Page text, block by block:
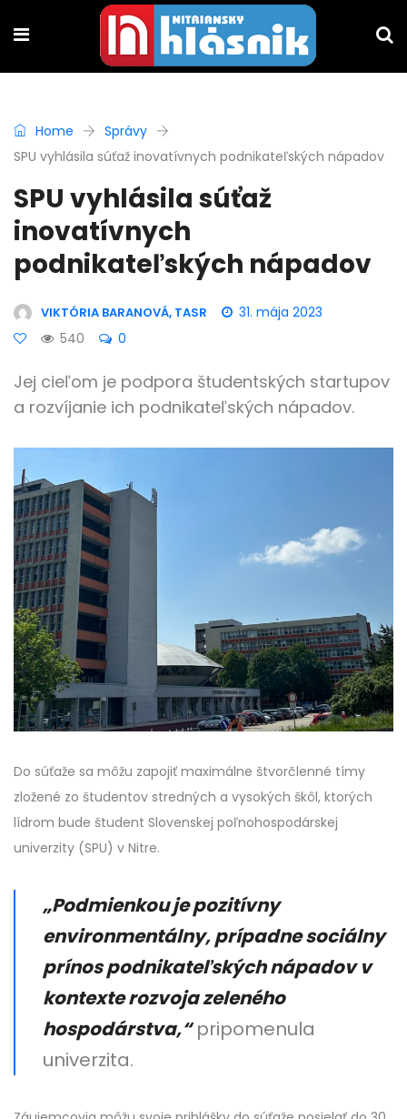
Home
Správy
SPU vyhlásila súťaž inovatívnych podnikateľských nápadov
SPU vyhlásila súťaž
inovatívnych
podnikateľských nápadov
VIKTÓRIA BARANOVÁ, TASR
31. mája 2023
540
0
Jej cieľom je podpora študentských startupov
a rozvíjanie ich podnikateľských nápadov.
Do súťaže sa môžu zapojiť maximálne štvorčlenné tímy
zložené zo študentov stredných a vysokých škôl, ktorých
lídrom bude študent Slovenskej poľnohospodárskej
univerzity (SPU) v Nitre.
„Podmienkou je pozitívny
environmentálny, prípadne sociálny
prínos podnikateľských nápadov v
kontexte rozvoja zeleného
hospodárstva,“pripomenula
univerzita.